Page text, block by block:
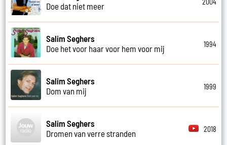
Doe dat niet meer
Salim Seghers
Doe het voor haar voor hem voor mij
1994
Salim Seghers
Dom van mij
1999
Salim Seghers
Dromen van verre stranden
2018